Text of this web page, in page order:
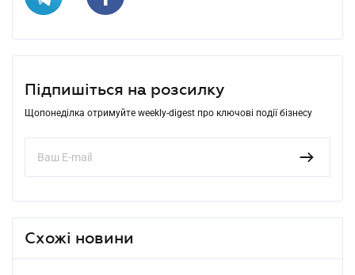
Підпишіться на розсилку
Щопонеділка отримуйте weekly-digest про ключові події бізнесу
Схожі новини